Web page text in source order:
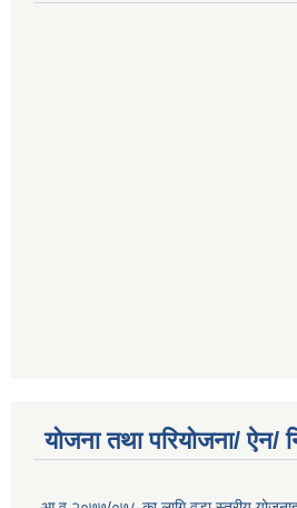
योजना तथा परियोजना/ ऐन/